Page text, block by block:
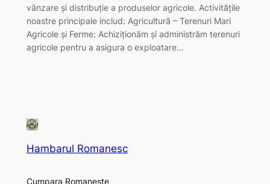
vânzare și distribuție a produselor agricole. Activitățile
noastre principale includ: Agricultură – Terenuri Mari
Agricole și Ferme: Achiziționăm și administrăm terenuri
agricole pentru a asigura o exploatare…
Hambarul Romanesc
Cumpara Romaneste